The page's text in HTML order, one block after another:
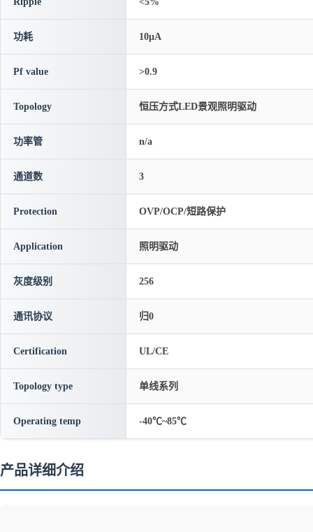
功耗 10μA
Pf value >0.9
Topology 恒压方式LED景观照明驱动
功率管 n/a
通道数 3
Protection OVP/OCP/短路保护
Application 照明驱动
灰度级别 256
通讯协议 归0
Certification UL/CE
Topology type 单线系列
Operating temp -40℃~85℃
产品详细介绍